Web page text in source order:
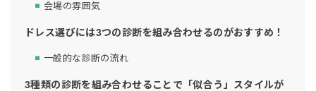
会場の雰囲気
ドレス選びには3つの診断を組み合わせるのがおすすめ！
一般的な診断の流れ
3種類の診断を組み合わせることで「似合う」スタイルが